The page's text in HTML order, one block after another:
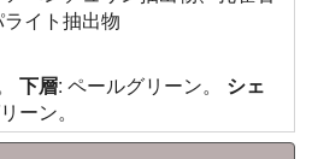
イト抽出物
下層: ペールグリーン。 シェ
ーン。